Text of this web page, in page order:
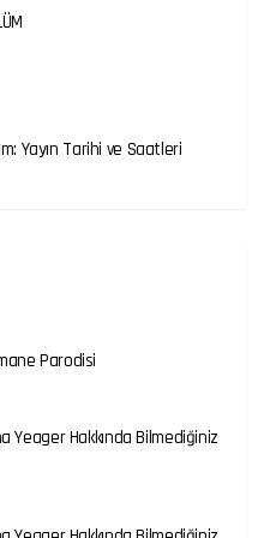
Yayın Tarihi ve Saatleri
Parodisi
Yeager Hakkında Bilmediğiniz